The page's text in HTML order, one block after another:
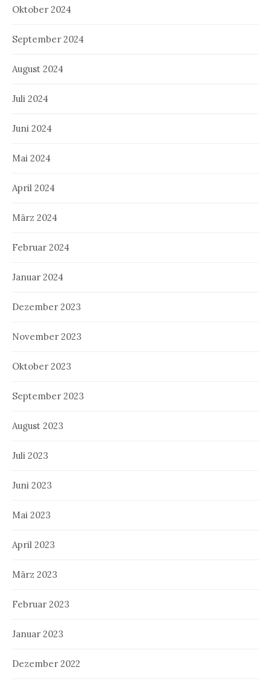
Oktober 2024
September 2024
August 2024
Juli 2024
Juni 2024
Mai 2024
April 2024
März 2024
Februar 2024
Januar 2024
Dezember 2023
November 2023
Oktober 2023
September 2023
August 2023
Juli 2023
Juni 2023
Mai 2023
April 2023
März 2023
Februar 2023
Januar 2023
Dezember 2022